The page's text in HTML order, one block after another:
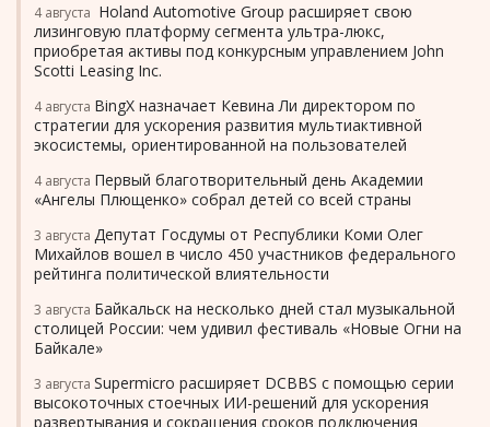
4 августа Holand Automotive Group расширяет свою
лизинговую платформу сегмента ультра-люкс,
приобретая активы под конкурсным управлением John
Scotti Leasing Inc.
4 августа BingX назначает Кевина Ли директором по
стратегии для ускорения развития мультиактивной
экосистемы, ориентированной на пользователей
4 августа Первый благотворительный день Академии
«Ангелы Плющенко» собрал детей со всей страны
3 августа Депутат Госдумы от Республики Коми Олег
Михайлов вошел в число 450 участников федерального
рейтинга политической влиятельности
3 августа Байкальск на несколько дней стал музыкальной
столицей России: чем удивил фестиваль «Новые Огни на
Байкале»
3 августа Supermicro расширяет DCBBS с помощью серии
высокоточных стоечных ИИ-решений для ускорения
развертывания и сокращения сроков подключения